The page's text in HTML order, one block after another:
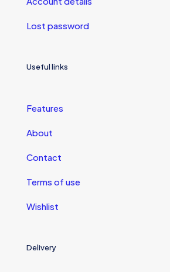
Lost password
Useful links
Features
About
Contact
Terms of use
Wishlist
Delivery